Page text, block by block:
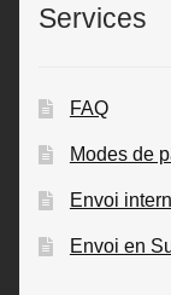
Services
FAQ
Modes de
Envoi
Envoi en